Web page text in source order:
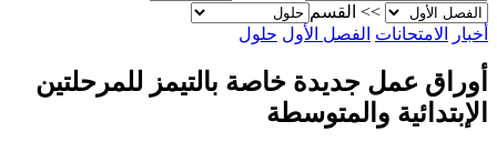
>>
القسم
أخبار
الامتحانات الفصل الأول حلول
أوراق عمل جديدة خاصة بالتيمز للمرحلتين
الإبتدائية والمتوسطة